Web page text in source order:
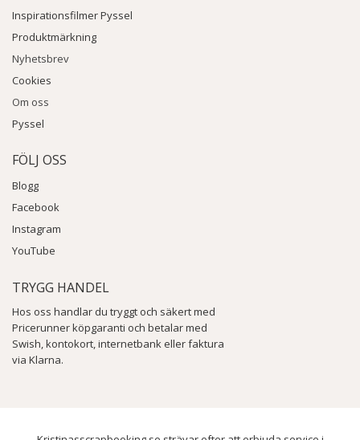
Inspirationsfilmer Pyssel
Produktmärkning
Nyhetsbrev
Cookies
Om oss
Pyssel
FÖLJ OSS
Blogg
Facebook
Instagram
YouTube
TRYGG HANDEL
Hos oss handlar du tryggt och säkert med
Pricerunner köpgaranti och betalar med
Swish, kontokort, internetbank eller faktura
via Klarna.